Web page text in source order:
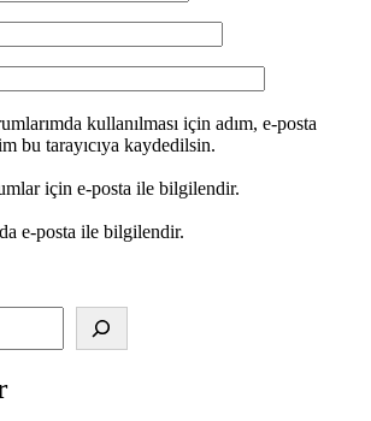
kullanılması için adım, e-posta
bu tarayıcıya kaydedilsin.
için e-posta ile bilgilendir.
e-posta ile bilgilendir.